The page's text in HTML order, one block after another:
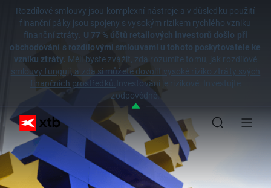
Rozdílové smlouvy jsou komplexní nástroje a v důsledku použití
finanční páky jsou spojeny s vysokým rizikem rychlého vzniku
finanční ztráty. U 77 % účtů retailových investorů došlo při
obchodování s rozdílovými smlouvami u tohoto poskytovatele ke
vzniku ztráty. Měli byste zvážit, zda rozumíte tomu, jak rozdílové
smlouvy fungují, a zda si můžete dovolit vysoké riziko ztráty svých
finančních prostředků. Investování je rizikové. Investujte
zodpovědně.